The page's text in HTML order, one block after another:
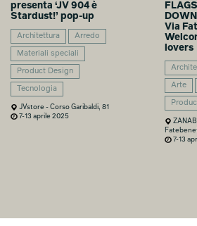
presenta ‘JV 904 è
Stardust!’ pop-up
Architettura Arredo
Materiali speciali
Product Design
Tecnologia
JVstore - Corso Garibaldi, 81
7-13 aprile 2025
Via
lovers
Arte
7-13